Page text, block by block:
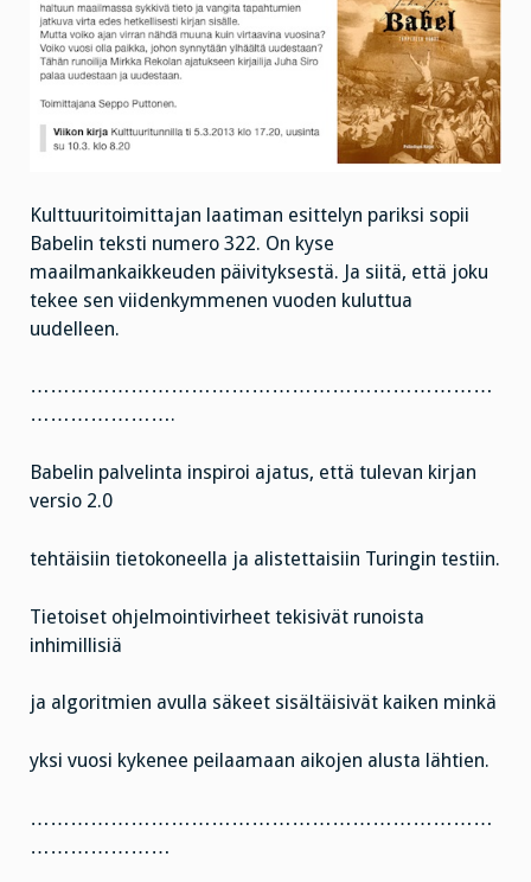
Kulttuuritoimittajan laatiman esittelyn pariksi sopii
Babelin teksti numero 322. On kyse
maailmankaikkeuden päivityksestä. Ja siitä, että joku
tekee sen viidenkymmenen vuoden kuluttua
uudelleen.
……………………………………………………………
………………….
Babelin palvelinta inspiroi ajatus, että tulevan kirjan
versio 2.0
tehtäisiin tietokoneella ja alistettaisiin Turingin testiin.
Tietoiset ohjelmointivirheet tekisivät runoista
inhimillisiä
ja algoritmien avulla säkeet sisältäisivät kaiken minkä
yksi vuosi kykenee peilaamaan aikojen alusta lähtien.
……………………………………………………………
…………………